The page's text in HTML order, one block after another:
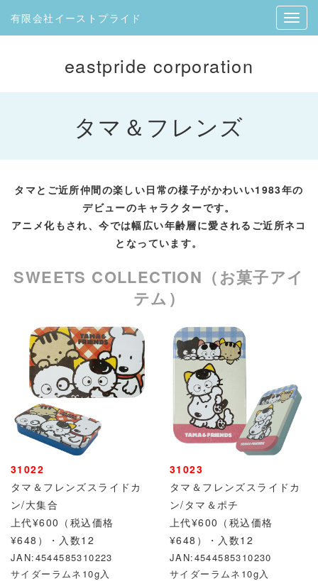
有限会社イーストプライド
eastpride corporation
タマ＆フレンズ
タマとご近所仲間の楽しい日常の様子がかわいい1983年の
デビューのキャラクターです。
アニメ化もされ、今では幅広い年齢層に愛されるご近所ネコ
となっています。
SWEETS COLLECTION（お菓子アイ
テム）
31022
タマ＆フレンズスライドカ
ン/大集合
上代¥600（税込価格
¥648）・入数12
JAN:4544585310223
サイダーラムネ10g入
31023
タマ＆フレンズスライドカ
ン/タマ＆ポチ
上代¥600（税込価格
¥648）・入数12
JAN:4544585310230
サイダーラムネ10g入